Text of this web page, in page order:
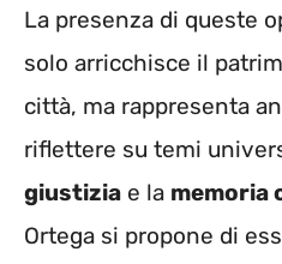
La presenza di queste
solo arricchisce il
città, ma rappresenta
riflettere su temi
giustizia e la memoria
Ortega si propone di